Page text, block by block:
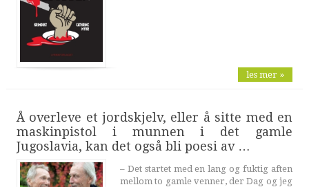
les mer »
Å overleve et jordskjelv, eller å sitte med en
maskinpistol i munnen i det gamle
Jugoslavia, kan det også bli poesi av …
– Det startet med en lang og fuktig aften
mellom to gamle venner, der Dag og jeg